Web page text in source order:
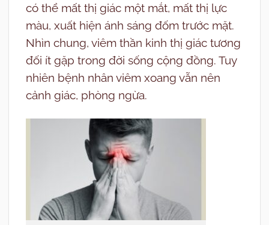
có thể mất thị giác một mắt, mất thị lực
màu, xuất hiện ánh sáng đốm trước mặt.
Nhìn chung, viêm thần kinh thị giác tương
đối ít gặp trong đời sống cộng đồng. Tuy
nhiên bệnh nhân viêm xoang vẫn nên
cảnh giác, phòng ngừa.